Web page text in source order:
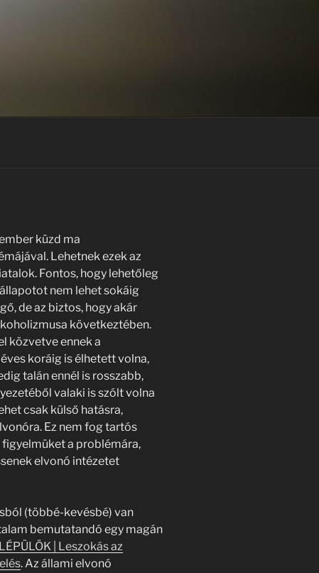
küzd ma
Lehetnek ezek az
Fontos, hogy lehetőleg
nem lehet sokáig
de az biztos, hogy akár
következtében.
közvetve ennek a
koráig is élhetett volna,
talán ennél is rosszabb,
valaki is szólt volna
csak külső hatásra,
Ez nem fog tartós
figyelmüket a problémára,
elvonó intézetet
(többé-kevésbé) van
bemutatandó egy magán
| Leszokás az
. Az állami elvonó